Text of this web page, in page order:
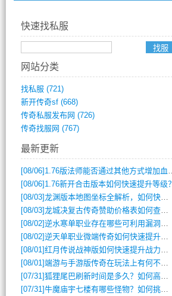
快速找私服
网站分类
找私服 (721)
新开传奇sf(668)
传奇私服发布网 (726)
传奇找服网 (767)
最新更新
[08/06] 1.76版法师能否通过其他方式增加血量？
[08/06] 1.76新开合击版本如何快速提升等级？
[08/03]龙渊版本地图坐标全解析，如何快速定位BOSS位置？
[08/03]龙城决复古传奇赞助价格表如何查询？
[08/02]逆水寒单职业存在哪些可利用漏洞？如何快速提升战力？
[08/02]逆天单职业微端传奇如何快速提升战力？新手必看攻略
[08/01]红月传说战神版如何快速提升战力？新手攻略全解析？
[08/01]端游与手游版传奇在玩法上有何不同？
[07/31]狐狸尾巴刷新时间是多久？如何高效获取传奇手游中的狐狸尾巴？
[07/31]牛魔庙宇七楼有哪些怪物？如何挑战它们？